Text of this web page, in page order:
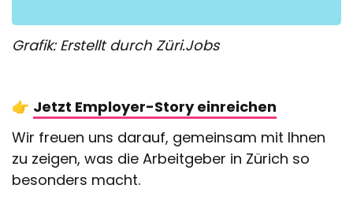
Grafik: Erstellt durch Züri.Jobs
👉 Jetzt Employer-Story einreichen
Wir freuen uns darauf, gemeinsam mit Ihnen
zu zeigen, was die Arbeitgeber in Zürich so
besonders macht.